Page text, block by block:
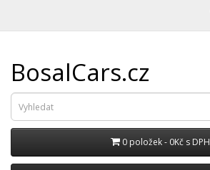
BosalCars.cz
0 položek - 0Kč s DPH